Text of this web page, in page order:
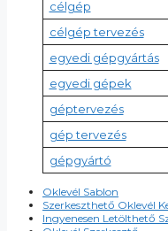
célgép
célgép tervezés
egyedi gépgyártás
egyedi gépek
géptervezés
gép tervezés
gépgyártó
Oklevél Sablon
Szerkeszthető Oklevél
Ingyenesen Letölthető